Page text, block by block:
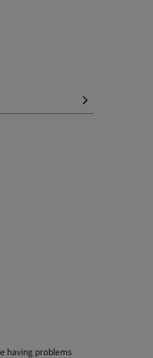
having problems